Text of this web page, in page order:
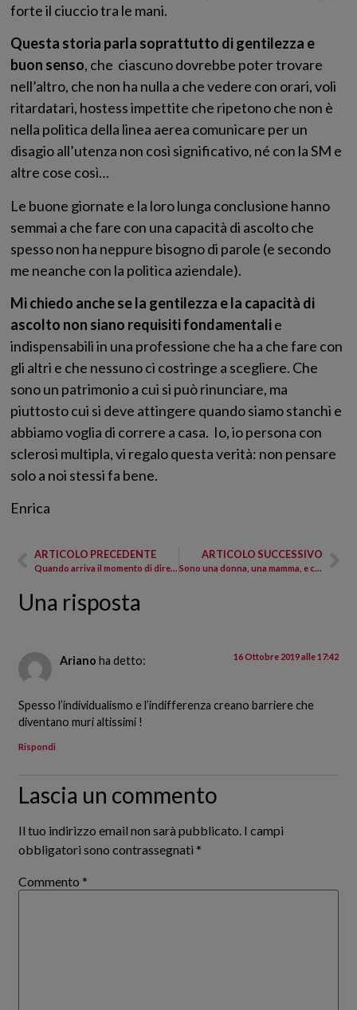
forte il ciuccio tra le mani.
Questa storia parla soprattutto di gentilezza e
buon senso, che ciascuno dovrebbe poter trovare
nell’altro, che non ha nulla a che vedere con orari, voli
ritardatari, hostess impettite che ripetono che non è
nella politica della linea aerea comunicare per un
disagio all’utenza non così significativo, né con la SM e
altre cose così…
Le buone giornate e la loro lunga conclusione hanno
semmai a che fare con una capacità di ascolto che
spesso non ha neppure bisogno di parole (e secondo
me neanche con la politica aziendale).
Mi chiedo anche se la gentilezza e la capacità di
ascolto non siano requisiti fondamentalie
indispensabili in una professione che ha a che fare con
gli altri e che nessuno ci costringe a scegliere. Che
sono un patrimonio a cui si può rinunciare, ma
piuttosto cui si deve attingere quando siamo stanchi e
abbiamo voglia di correre a casa. Io, io persona con
sclerosi multipla, vi regalo questa verità: non pensare
solo a noi stessi fa bene.
Enrica
ARTICOLO PRECEDENTE
Quando arriva il momento di dire “basta”
ARTICOLO SUCCESSIVO
Sono una donna, una mamma, e ce la metterò tutta
Una risposta
Ariano ha detto: 16 Ottobre 2019 alle 17:42
Spesso l’individualismo e l’indifferenza creano barriere che
diventano muri altissimi !
Rispondi
Lascia un commento
Il tuo indirizzo email non sarà pubblicato. I campi
obbligatori sono contrassegnati *
Commento *